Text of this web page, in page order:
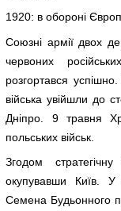
1920: в обороні
Союзні армії двох
червоних
розгортався
війська увійшли до
Дніпро. 9 травня
польських військ.
Згодом
окупувавши Київ. У
Семена Будьонного